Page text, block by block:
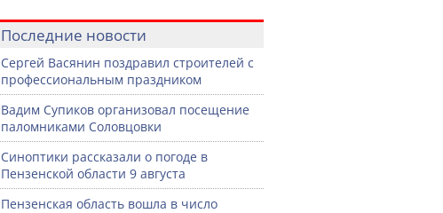
Последние новости
Сергей Васянин поздравил строителей с
профессиональным праздником
Вадим Супиков организовал посещение
паломниками Соловцовки
Синоптики рассказали о погоде в
Пензенской области 9 августа
Пензенская область вошла в число